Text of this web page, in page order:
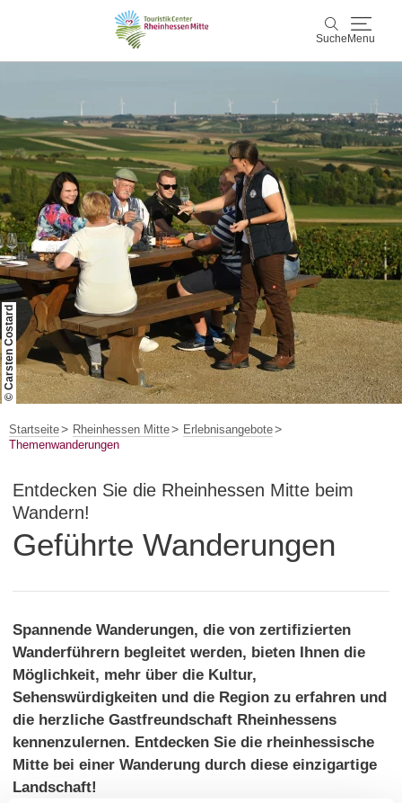
Suche Menu
Suche
Rheinhessen Mitte
Aktiv & Natur
Wein & Genuss
Kultur & Events
Service & Unterkünfte
Karte
KarteRheinhessen Blog
© Carsten Costard
Startseite Rheinhessen Mitte
Erlebnisangebote
Themenwanderungen
Entdecken Sie die Rheinhessen Mitte beim
Wandern!
Geführte Wanderungen
Spannende Wanderungen, die von zertifizierten
Wanderführern begleitet werden, bieten Ihnen die
Möglichkeit, mehr über die Kultur,
Sehenswürdigkeiten und die Region zu erfahren und
die herzliche Gastfreundschaft Rheinhessens
kennenzulernen. Entdecken Sie die rheinhessische
Mitte bei einer Wanderung durch diese einzigartige
Landschaft!